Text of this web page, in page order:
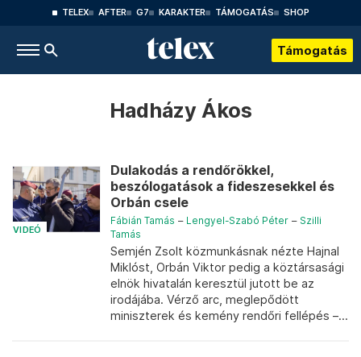
TELEX AFTER G7 KARAKTER TÁMOGATÁS SHOP
Támogatás
Hadházy Ákos
VIDEÓ
Dulakodás a rendőrökkel,
beszólogatások a fideszesekkel és
Orbán csele
Fábián Tamás – Lengyel-Szabó Péter – Szilli
Tamás
Semjén Zsolt közmunkásnak nézte Hajnal
Miklóst, Orbán Viktor pedig a köztársasági
elnök hivatalán keresztül jutott be az
irodájába. Vérző arc, meglepődött
miniszterek és kemény rendőri fellépés –...